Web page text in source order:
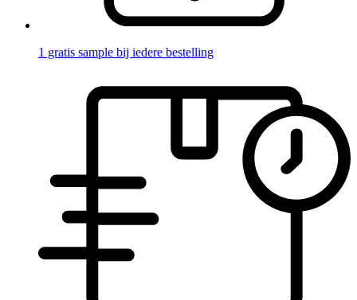
1 gratis sample bij iedere bestelling